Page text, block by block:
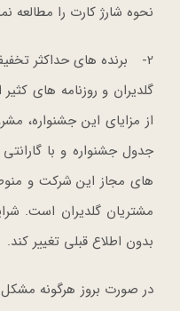
نحوه شارژ کارت را مطالعه
2- برنده های حداکثر
گلدیران و روزنامه های
از مزایای این جشنواره،
جدول جشنواره و با
های مجاز این شرکت و
مشتریان گلدیران است.
بدون اطلاع قبلی تغییر کند.